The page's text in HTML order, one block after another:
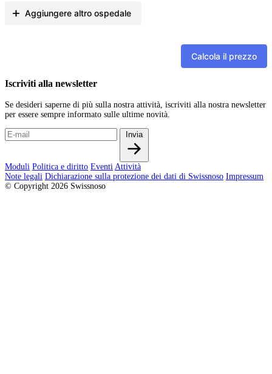
Aggiungere altro ospedale
Calcola il prezzo
Iscriviti alla newsletter
Se desideri saperne di più sulla nostra attività, iscriviti alla nostra newsletter
per essere sempre informato sulle ultime novità.
Invia
Moduli Politica e diritto Eventi Attività
Note legali Dichiarazione sulla protezione dei dati di Swissnoso Impressum
© Copyright 2026 Swissnoso